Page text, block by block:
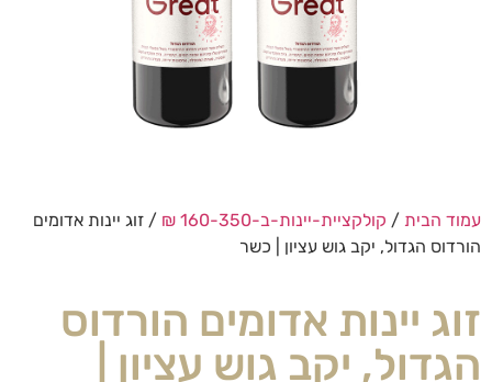
עמוד הבית / קולקציית-יינות-ב-160-350 ₪
/ זוג יינות אדומים
הורדוס הגדול, יקב גוש עציון | כשר
זוג יינות אדומים הורדוס
הגדול, יקב גוש עציון |